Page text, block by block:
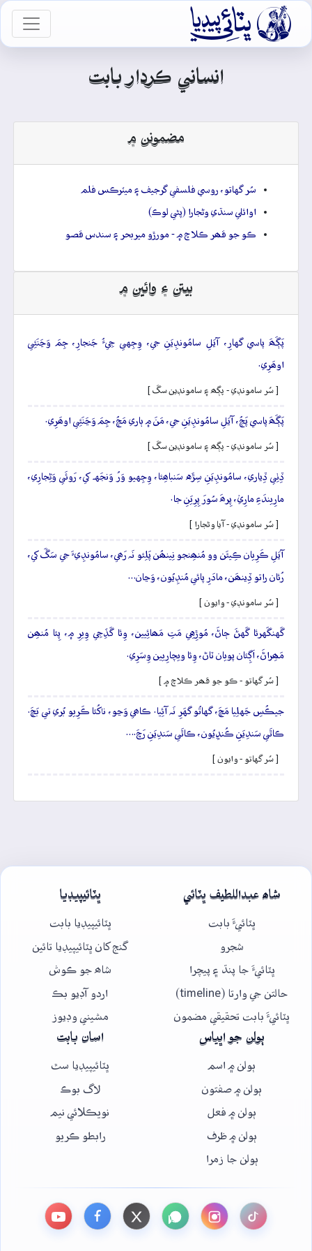

انساني ڪردار بابت
مضمونن ۾
سُر گهاتو، روسي فلسفي گرجيف ۽ ميٽرڪس فلم
اوائلي سنڌي وڻجارا (پڻي لوڪ)
ڪو جو قھر ڪلاچ ۾ - مورڙو ميربحر ۽ سندس قصو
بيتن ۽ وائين ۾
پَڳَھَ پاسي گهارِ، آيَلِ سامُونڊِيَنِ جي، وِجِهي جِيءُ جَنجارِ، جِمَ وَڃَنَئِي
اوھَرِي.
[ سُر سامونڊي - پڳھ ۽ سامونڊين سڱ ]
پَڳَھَ پاسي پَچُ، آيَلِ سامُونڊِيَنِ جي، مَنَ ۾ ٻاري مَچُ، جِمَ وَڃَنَئِي اوھَرِي.
[ سُر سامونڊي - پڳھ ۽ سامونڊين سڱ ]
ڏِٺِي ڏِياري، سامُونڊِيَنِ سِڙَه سَنباھِئا، وِجِهيو وَرُ وَنجَهہ کي، رَوئَي وَڻِجارِي،
مارِيندَءِ مارِيۡ، پِرھَ سُورَ پِرِيَنِ جا.
[ سُر سامونڊي - آيا وڻجارا ]
آيَلِ ڪَرِيان ڪِيئَن وو مُنھِنجو نِينھُن پَلِئو نَہ رَھي، سامُونڊِيءَ جي سَڱَ کي،
رُئان راتو ڏِينھَن، مادَرِ پائي مُنڊِيُون، وَڃان…
[ سُر سامونڊي - وايون ]
گَهنگَهرئا گَهڻَ ڄاڻَ، مُوڙِهِي مَتِ مَھائِيين، وِئا گَڏِجِي وِيرِ ۾، پِئا مُنھِن
مَھِراڻَ، اَڳِئان پويان ٽاڻ، وِئا ويچارِيين وِسَرِي.
[ سُر گهاتو - ڪو جو قھر ڪلاچ ۾ ]
جيڪُسِ جَهلِيا مَڇَ، گهاتُو گهَرِ نَہ آئِيا. ڪاھي وَڃو، ناکُئا ڪَرِيو بُري تي بَڇَ.
ڪاٿَي سَندِيَنِ ڪُنڍِيُون، ڪاٿَي سَندِيَنِ رَڇَ.…
[ سُر گهاتو - وايون ]
شاھ عبداللطيف ڀٽائي
ڀٽائيءَ بابت
شجرو
ڀٽائيءَ جا پنڌ ۽ پيچرا
حالتن جي وارتا (timeline)
ڀٽائيءَ بابت تحقيقي مضمون
ڀٽائيپيڊيا
ڀٽائيپيڊيا بابت
گنج کان ڀٽائيپيڊيا تائين
شاھ جو ڪوش
اردو آڊيو بڪ
مشيني وڊيوز
ٻولن جو اڀياس
ٻولن ۾ اسم
ٻولن ۾ صفتون
ٻولن ۾ فعل
ٻولن ۾ ظرف
ٻولن جا زمرا
اسان بابت
ڀٽائيپيڊيا سٿ
لاگ بوڪ
نويڪلائي نيم
رابطو ڪريو